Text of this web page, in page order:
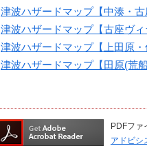
津波ハザードマップ【中湊・古
津波ハザードマップ【古座ヴィ
津波ハザードマップ【上田原・
津波ハザードマップ【田原(荒
PDFファ
アドビシ